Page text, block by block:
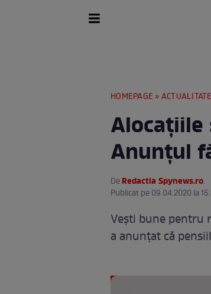
HOMEPAGE »ACTUALITATE
Anunțul
DeRedactia Spynews.ro.
Publicat pe 09.04.2020 la
Vești bune pentru
a anunțat că